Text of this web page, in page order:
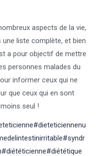
aspects de la vie,
une liste complète, et bien
a pour objectif de mettre
personnes malades du
informer ceux qui ne
que ceux qui en sont
seul !
#dieteticiennenu
#syndr
#diététicienne#diététique